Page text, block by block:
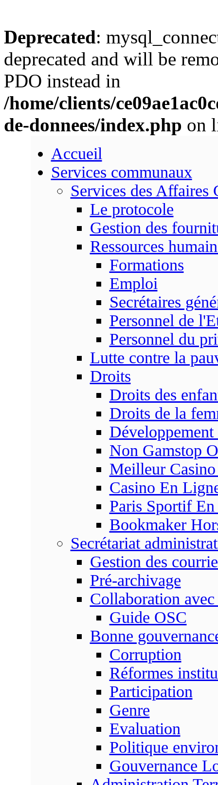
Deprecated:
deprecated and will be
PDO instead in
/home/clients/
de-donnees/index.php on
Accueil
Services communaux
Services des Affaires
Le protocole
Gestion des
Ressources
Formations
Emploi
Secrétaires
Personnel de
Personnel du
Lutte contre la
Droits
Droits des
Droits de la
Non Gamstop
Meilleur
Casino En
Paris Sportif
Bookmaker
Secrétariat
Gestion des
Pré-archivage
Collaboration
Guide OSC
Bonne
Corruption
Réformes
Participation
Genre
Evaluation
Politique
Gouvernance